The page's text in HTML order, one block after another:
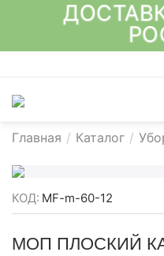
Главная / Каталог /
КОД: MF-m-60-12
МОП ПЛОСКИЙ